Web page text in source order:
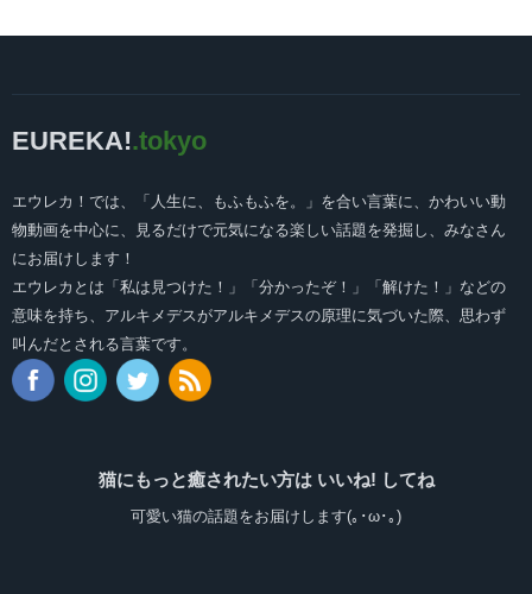
EUREKA!.tokyo
エウレカ！では、「人生に、もふもふを。」を合い言葉に、かわいい動
物動画を中心に、見るだけで元気になる楽しい話題を発掘し、みなさん
にお届けします！
エウレカとは「私は見つけた！」「分かったぞ！」「解けた！」などの
意味を持ち、アルキメデスがアルキメデスの原理に気づいた際、思わず
叫んだとされる言葉です。
猫にもっと癒されたい方は いいね! してね
可愛い猫の話題をお届けします(｡･ω･｡)